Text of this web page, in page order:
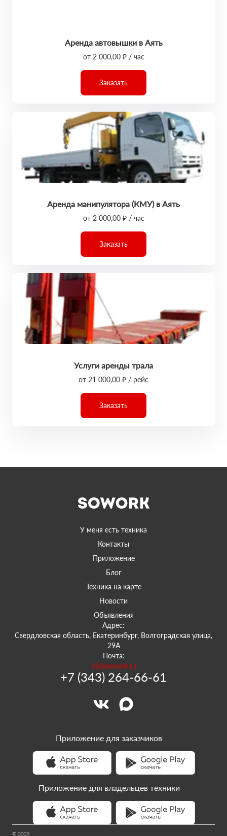
Аренда автовышки в Аять
от 2 000,00 ₽ / час
Заказать
Аренда манипулятора (КМУ) в Аять
от 2 000,00 ₽ / час
Заказать
Услуги аренды трала
от 21 000,00 ₽ / рейс
Заказать
У меня есть техника
Контакты
Приложение
Блог
Техника на карте
Новости
Объявления
Адрес:
Свердловская область, Екатеринбург, Волгоградская улица,
29А
Почта:
66@sowork.ru
+7 (343) 264-66-61
© 2025
Приложение для заказчиков
Приложение для владельцев техники